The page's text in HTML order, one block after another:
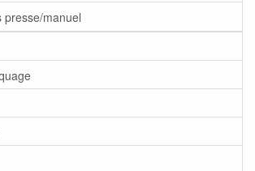
presse/manuel